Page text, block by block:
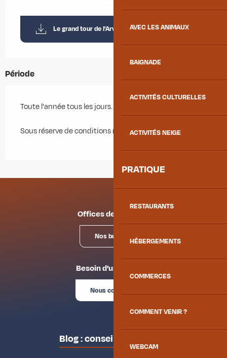
AVEC LES ANIMAUX
BAIGNADE
ACTIVITÉS CULTURELLES
ACTIVITÉS NEIGE
PRATIQUE
RESTAURANTS
HÉBERGEMENTS
COMMERCES
COMMENT VENIR ?
WEBCAM
Le grand tour de l'Arvan
Période
Toute l'année tous les jours.
Sous réserve de conditions météo favorables.
Offices de tourisme
Nos bureaux
Besoin d'un conseil ?
Nous contacter
Blog : conseils des locaux